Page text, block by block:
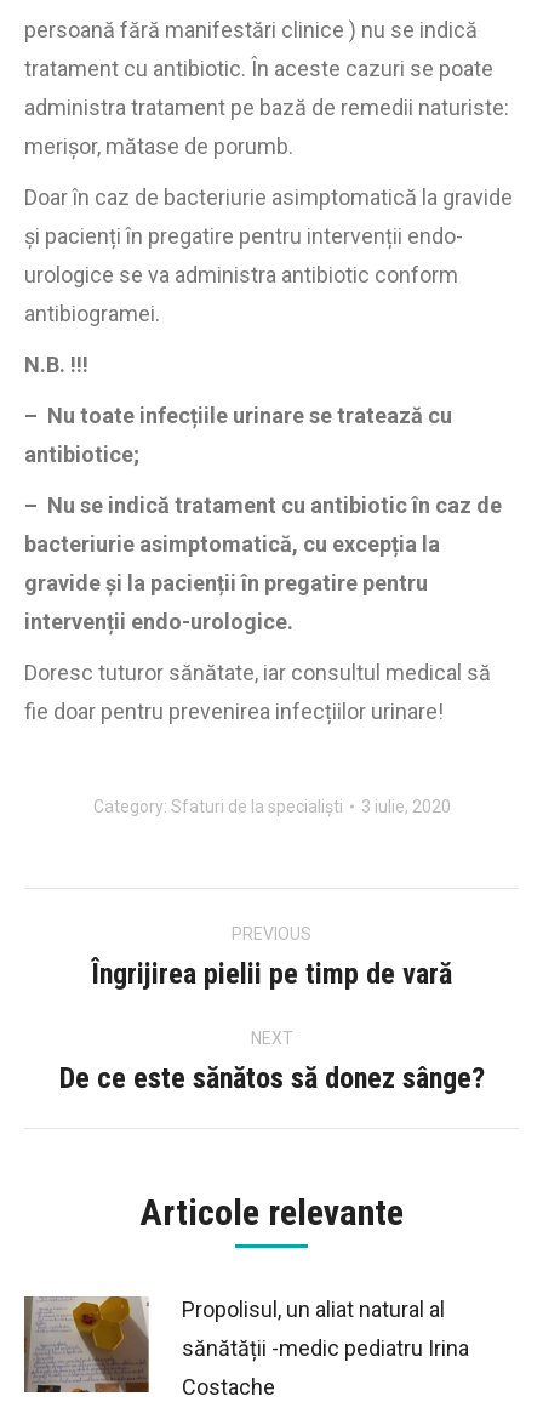
persoană fără manifestări clinice ) nu se indică
tratament cu antibiotic. În aceste cazuri se poate
administra tratament pe bază de remedii naturiste:
merișor, mătase de porumb.
Doar în caz de bacteriurie asimptomatică la gravide
și pacienți în pregatire pentru intervenții endo-
urologice se va administra antibiotic conform
antibiogramei.
N.B. !!!
– Nu toate infecțiile urinare se tratează cu
antibiotice;
– Nu se indică tratament cu antibioticîn caz de
bacteriurie asimptomatică, cu excepția la
gravide și la pacienții în pregatire pentru
intervenții endo-urologice.
Doresc tuturor sănătate, iar consultul medical să
fie doar pentru prevenirea infecțiilor urinare!
Category: Sfaturi de la specialiști 3 iulie, 2020
navigation
PREVIOUS
Previous
Îngrijirea pielii pe timp de vară
NEXT
Next
De ce este sănătos să donez sânge?
Articole relevante
Propolisul, un aliat natural al
sănătății -medic pediatru Irina
Costache